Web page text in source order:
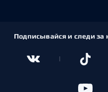
Подписывайся и следи за